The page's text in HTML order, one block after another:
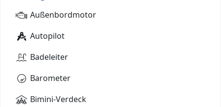
Außenbordmotor
Autopilot
Badeleiter
Barometer
Bimini-Verdeck